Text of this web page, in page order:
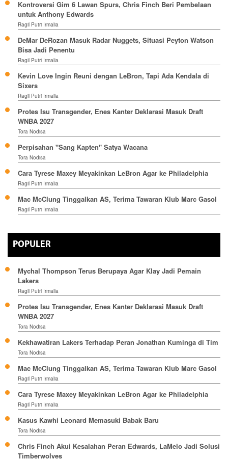
Kontroversi Gim 6 Lawan Spurs, Chris Finch Beri Pembelaan
untuk Anthony Edwards
Ragil Putri Irmalia
DeMar DeRozan Masuk Radar Nuggets, Situasi Peyton Watson
Bisa Jadi Penentu
Ragil Putri Irmalia
Kevin Love Ingin Reuni dengan LeBron, Tapi Ada Kendala di
Sixers
Ragil Putri Irmalia
Protes Isu Transgender, Enes Kanter Deklarasi Masuk Draft
WNBA 2027
Tora Nodisa
Perpisahan "Sang Kapten" Satya Wacana
Tora Nodisa
Cara Tyrese Maxey Meyakinkan LeBron Agar ke Philadelphia
Ragil Putri Irmalia
Mac McClung Tinggalkan AS, Terima Tawaran Klub Marc Gasol
Ragil Putri Irmalia
POPULER
Mychal Thompson Terus Berupaya Agar Klay Jadi Pemain
Lakers
Ragil Putri Irmalia
Protes Isu Transgender, Enes Kanter Deklarasi Masuk Draft
WNBA 2027
Tora Nodisa
Kekhawatiran Lakers Terhadap Peran Jonathan Kuminga di Tim
Tora Nodisa
Mac McClung Tinggalkan AS, Terima Tawaran Klub Marc Gasol
Ragil Putri Irmalia
Cara Tyrese Maxey Meyakinkan LeBron Agar ke Philadelphia
Ragil Putri Irmalia
Kasus Kawhi Leonard Memasuki Babak Baru
Tora Nodisa
Chris Finch Akui Kesalahan Peran Edwards, LaMelo Jadi Solusi
Timberwolves